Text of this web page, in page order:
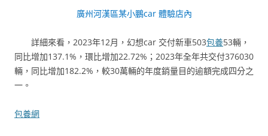
廣州河漢區某小鵬car 體驗店內
詳細來看，2023年12月，幻想car 交付新車503包養53輛，
同比增加137.1%，環比增加22.72%；2023年全年共交付376030
輛，同比增加182.2%，較30萬輛的年度銷量目的逾額完成四分之
一。
包養網